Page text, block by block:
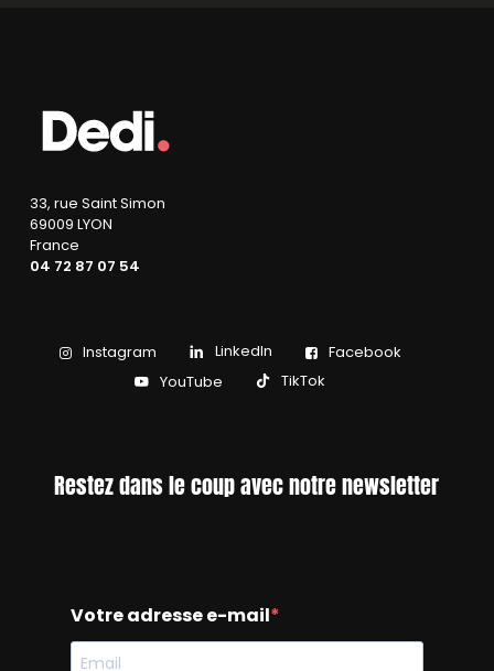
33, rue Saint Simon
69009 LYON
France
04 72 87 07 54
Instagram LinkedIn
Facebook
YouTube
TikTok
Restez dans le coup avec notre newsletter
Votre adresse e-mail